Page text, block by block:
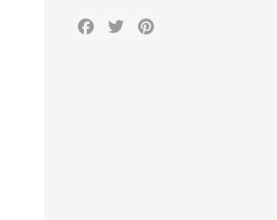
Facebook
Twitter